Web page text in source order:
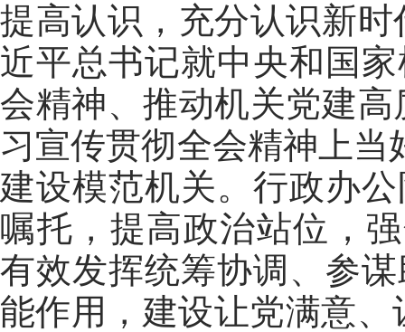
提高认识，充分认识新
近平总书记就中央和国
会精神、推动机关党建
习宣传贯彻全会精神上
建设模范机关。行政办
嘱托，提高政治站位，
有效发挥统筹协调、参
能作用，建设让党满意